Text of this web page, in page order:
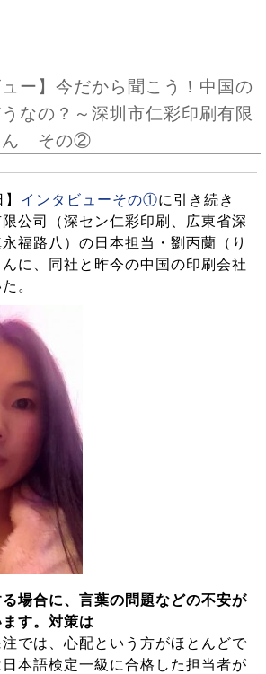
ュー】今だから聞こう！中国の
なの？～深圳市仁彩印刷有限
ん その②
インタビューその①に引き続き
公司（深セン仁彩印刷、広東省深
福路八）の日本担当・劉丙蘭（り
に、同社と昨今の中国の印刷会社
。
場合に、言葉の問題などの不安が
す。対策は
では、心配という方がほとんどで
本語検定一級に合格した担当者が